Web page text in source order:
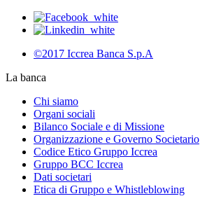
©2017 Iccrea Banca S.p.A
La banca
Chi siamo
Organi sociali
Bilanco Sociale e di Missione
Organizzazione e Governo Societario
Codice Etico Gruppo Iccrea
Gruppo BCC Iccrea
Dati societari
Etica di Gruppo e Whistleblowing